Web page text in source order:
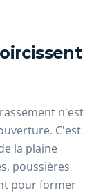
n'est
C'est
la plaine
poussières
pour former